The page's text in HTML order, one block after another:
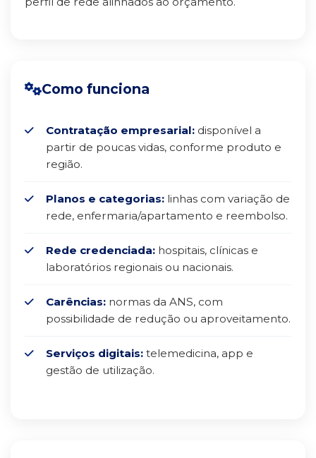
Como funciona
Contratação empresarial: disponível a
partir de poucas vidas, conforme produto e
região.
Planos e categorias: linhas com variação de
rede, enfermaria/apartamento e reembolso.
Rede credenciada: hospitais, clínicas e
laboratórios regionais ou nacionais.
Carências: normas da ANS, com
possibilidade de redução ou aproveitamento.
Serviços digitais: telemedicina, app e
gestão de utilização.